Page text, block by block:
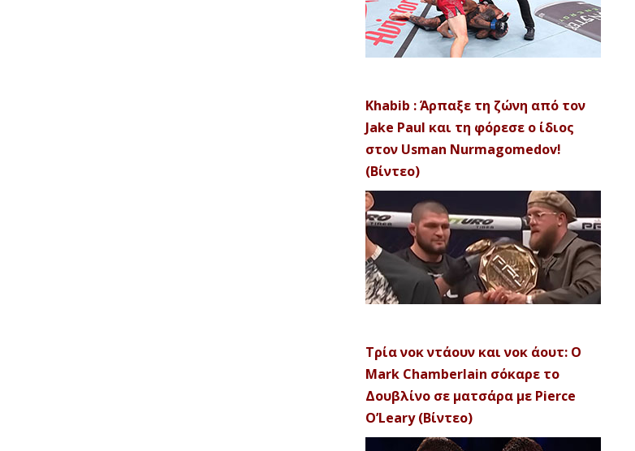
Khabib : Άρπαξε τη ζώνη από τον
Jake Paul και τη φόρεσε ο ίδιος
στον Usman Nurmagomedov!
(Βίντεο)
Τρία νοκ ντάουν και νοκ άουτ: Ο
Mark Chamberlain σόκαρε το
Δουβλίνο σε ματσάρα με Pierce
O’Leary (Βίντεο)